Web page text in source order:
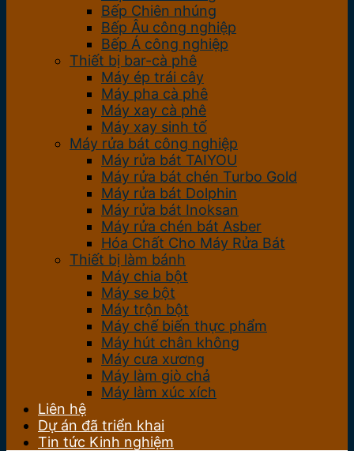
Bếp Chiên nhúng
Bếp Âu công nghiệp
Bếp Á công nghiệp
Thiết bị bar-cà phê
Máy ép trái cây
Máy pha cà phê
Máy xay cà phê
Máy xay sinh tố
Máy rửa bát công nghiệp
Máy rửa bát TAIYOU
Máy rửa bát chén Turbo Gold
Máy rửa bát Dolphin
Máy rửa bát Inoksan
Máy rửa chén bát Asber
Hóa Chất Cho Máy Rửa Bát
Thiết bị làm bánh
Máy chia bột
Máy se bột
Máy trộn bột
Máy chế biến thực phẩm
Máy hút chân không
Máy cưa xương
Máy làm giò chả
Máy làm xúc xích
Liên hệ
Dự án đã triển khai
Tin tức Kinh nghiệm